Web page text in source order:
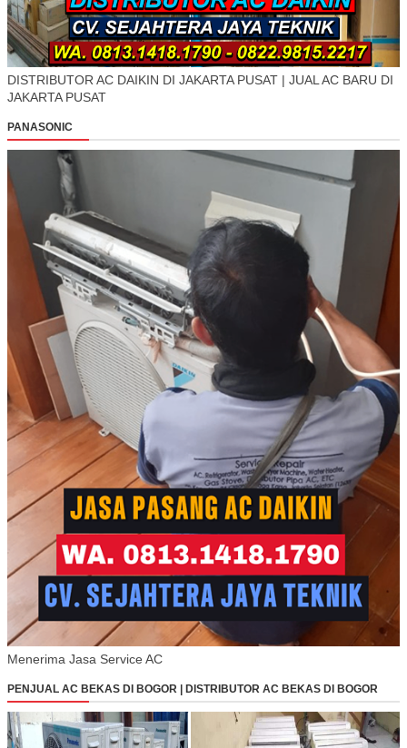
DISTRIBUTOR AC DAIKIN DI JAKARTA PUSAT | JUAL AC BARU DI
JAKARTA PUSAT
PANASONIC
Menerima Jasa Service AC
PENJUAL AC BEKAS DI BOGOR | DISTRIBUTOR AC BEKAS DI BOGOR